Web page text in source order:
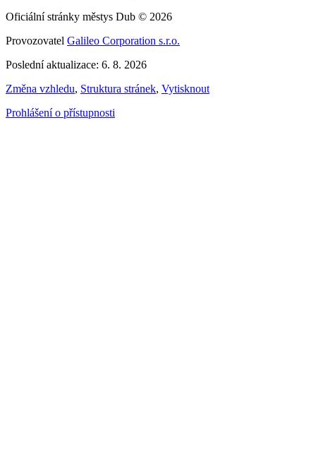
Oficiální stránky městys Dub © 2026
Provozovatel Galileo Corporation s.r.o.
Poslední aktualizace: 6. 8. 2026
Změna vzhledu, Struktura stránek, Vytisknout
Prohlášení o přístupnosti